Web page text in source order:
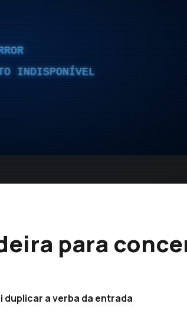
INDISPONÍVEL
para
duplicar a verba da entrada